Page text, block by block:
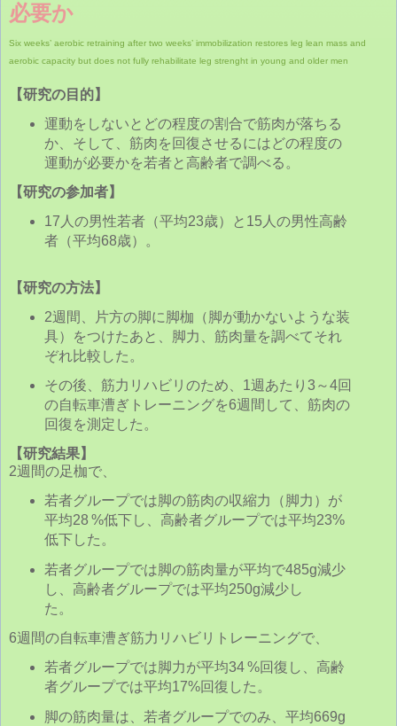
必要か
Six weeks’ aerobic retraining after two weeks’ immobilization restores leg lean mass and
aerobic capacity but does not fully rehabilitate leg strenght in young and older men
【研究の目的】
運動をしないとどの程度の割合で筋肉が落ちる
か、そして、筋肉を回復させるにはどの程度の
運動が必要かを若者と高齢者で調べる。
【研究の参加者】
17人の男性若者（平均23歳）と15人の男性高齢
者（平均68歳）。
【研究の方法】
2週間、片方の脚に脚枷（脚が動かないような装
具）をつけたあと、脚力、筋肉量を調べてそれ
ぞれ比較した。
その後、筋力リハビリのため、1週あたり3～4回
の自転車漕ぎトレーニングを6週間して、筋肉の
回復を測定した。
【研究結果】
2週間の足枷で、
若者グループでは脚の筋肉の収縮力（脚力）が
平均28 %低下し、高齢者グループでは平均23%
低下した。
若者グループでは脚の筋肉量が平均で485g減少
し、高齢者グループでは平均250g減少し
た。
6週間の自転車漕ぎ筋力リハビリトレーニングで、
若者グループでは脚力が平均34 %回復し、高齢
者グループでは平均17%回復した。
脚の筋肉量は、若者グループでのみ、平均669g